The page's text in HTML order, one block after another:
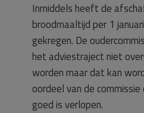
Inmiddels heeft de
broodmaaltijd per 1
gekregen. De
het adviestraject niet
worden maar dat kan
oordeel van de
goed is verlopen.